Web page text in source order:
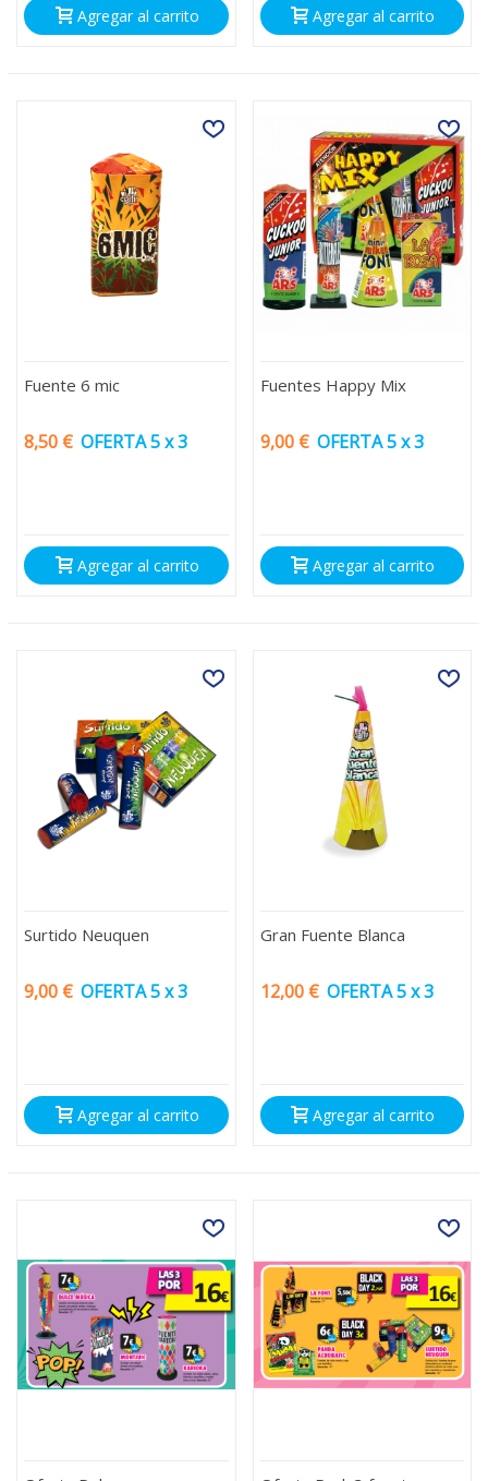
Agregar al carrito Agregar al carrito
Fuente 6 mic
8,50 € OFERTA 5 x 3
Agregar al carrito
Fuentes Happy Mix
9,00 € OFERTA 5 x 3
Agregar al carrito
Surtido Neuquen
9,00 € OFERTA 5 x 3
Agregar al carrito
Gran Fuente Blanca
12,00 € OFERTA 5 x 3
Agregar al carrito